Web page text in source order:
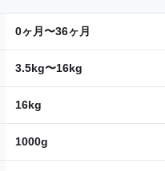
0ヶ月〜36ヶ月
3.5kg〜16kg
16kg
1000g